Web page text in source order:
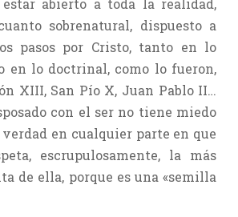
abierto a toda la realidad,
sobrenatural, dispuesto a
pasos por Cristo, tanto en lo
en lo doctrinal, como lo fueron,
XIII, San Pío X, Juan Pablo II…
con el ser no tiene miedo
en cualquier parte en que
escrupulosamente, la más
de ella, porque es una «semilla